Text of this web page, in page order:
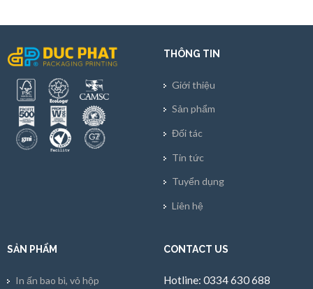
THÔNG TIN
Giới thiệu
Sản phẩm
Đối tác
Tin tức
Tuyển dụng
Liên hệ
SẢN PHẨM
In ấn bao bì, vỏ hộp
CONTACT US
Hotline: 0334 630 688